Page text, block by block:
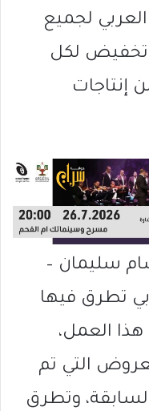
لجميع
لكل
سليمان –
تطرق فيها
هذا العمل،
التي تم
وتطرق